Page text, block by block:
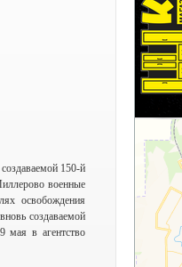
150-й
военные
освобождения
создаваемой
мая в агентство